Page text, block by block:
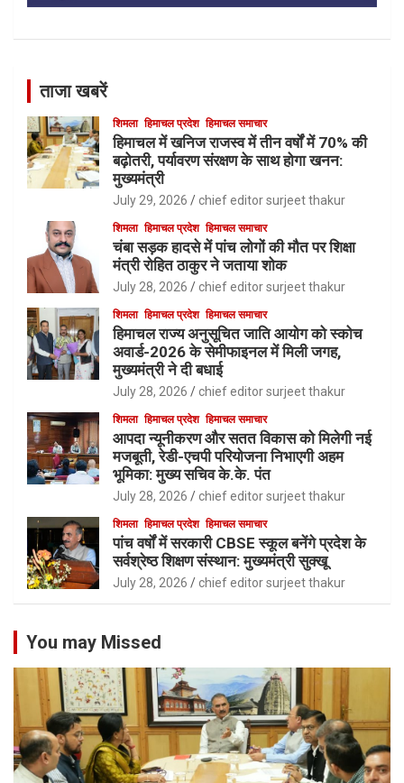
ताजा खबरें
शिमला हिमाचल प्रदेश हिमाचल समाचार
हिमाचल में खनिज राजस्व में तीन वर्षों में 70% की
बढ़ोतरी, पर्यावरण संरक्षण के साथ होगा खनन:
मुख्यमंत्री
July 29, 2026 chief editor surjeet thakur
शिमला हिमाचल प्रदेश हिमाचल समाचार
चंबा सड़क हादसे में पांच लोगों की मौत पर शिक्षा
मंत्री रोहित ठाकुर ने जताया शोक
July 28, 2026 chief editor surjeet thakur
शिमला हिमाचल प्रदेश हिमाचल समाचार
हिमाचल राज्य अनुसूचित जाति आयोग को स्कोच
अवार्ड-2026 के सेमीफाइनल में मिली जगह,
मुख्यमंत्री ने दी बधाई
July 28, 2026 chief editor surjeet thakur
शिमला हिमाचल प्रदेश हिमाचल समाचार
आपदा न्यूनीकरण और सतत विकास को मिलेगी नई
मजबूती, रेडी-एचपी परियोजना निभाएगी अहम
भूमिका: मुख्य सचिव के.के. पंत
July 28, 2026 chief editor surjeet thakur
शिमला हिमाचल प्रदेश हिमाचल समाचार
पांच वर्षों में सरकारी CBSE स्कूल बनेंगे प्रदेश के
सर्वश्रेष्ठ शिक्षण संस्थान: मुख्यमंत्री सुक्खू
July 28, 2026 chief editor surjeet thakur
You may Missed